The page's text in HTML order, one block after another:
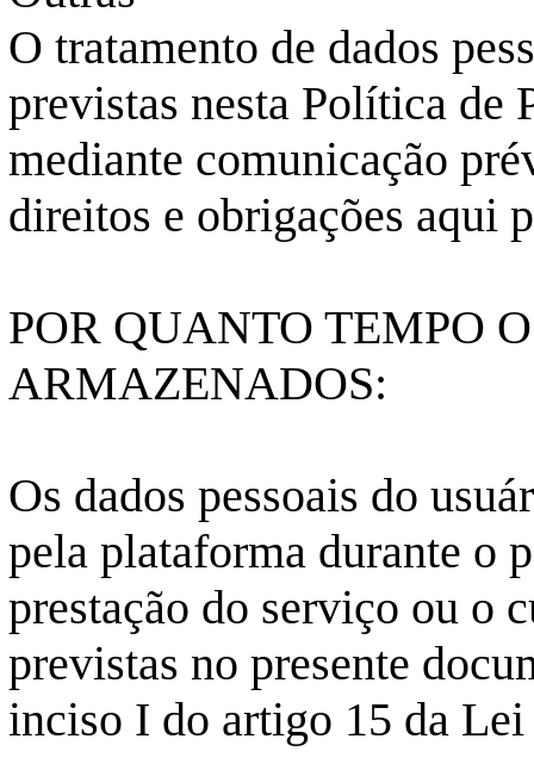
O tratamento de dados
previstas nesta Política de
mediante comunicação
direitos e obrigações aqui
POR QUANTO TEMPO
ARMAZENADOS:
Os dados pessoais do
pela plataforma durante o
prestação do serviço ou o
previstas no presente
inciso I do artigo 15 da